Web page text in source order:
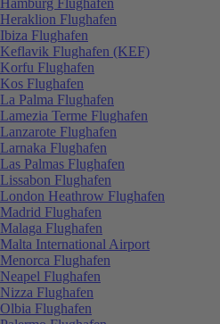
Heraklion Flughafen
Ibiza Flughafen
Keflavik Flughafen (KEF)
Korfu Flughafen
Kos Flughafen
La Palma Flughafen
Lamezia Terme Flughafen
Lanzarote Flughafen
Larnaka Flughafen
Las Palmas Flughafen
Lissabon Flughafen
London Heathrow Flughafen
Madrid Flughafen
Malaga Flughafen
Malta International Airport
Menorca Flughafen
Neapel Flughafen
Nizza Flughafen
Olbia Flughafen